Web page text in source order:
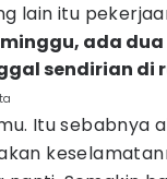
lain itu
ada
sendirian di
Itu sebabnya